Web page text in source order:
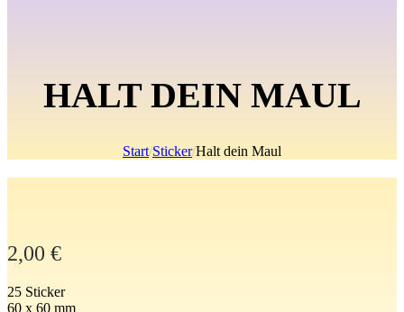
HALT DEIN MAUL
Start/Sticker/Halt dein Maul
2,00 €
25 Sticker
60 x 60 mm